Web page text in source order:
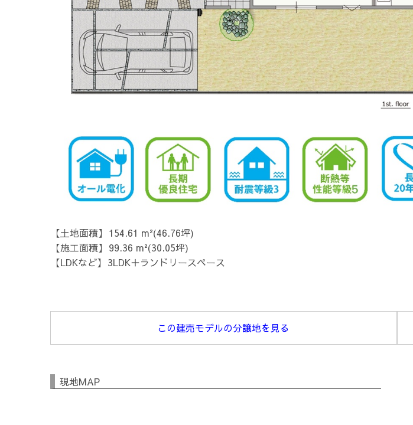
土地面積
154.61 m²(46.76坪)
施工面積
99.36 m²(30.05坪)
LDKなど
3LDK＋ランドリースペース
この建売モデルの分譲地を見る
現地MAP